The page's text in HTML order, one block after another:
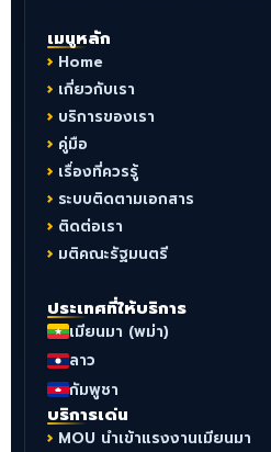
เมนูหลัก
Home
เกี่ยวกับเรา
บริการของเรา
คู่มือ
เรื่องที่ควรรู้
ระบบติดตามเอกสาร
ติดต่อเรา
มติคณะรัฐมนตรี
ประเทศที่ให้บริการ
เมียนมา (พม่า)
ลาว
กัมพูชา
บริการเด่น
MOU นำเข้าแรงงานเมียนมา